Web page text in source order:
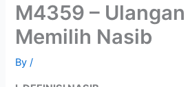
M4359 –
Memilih Nasib
By/